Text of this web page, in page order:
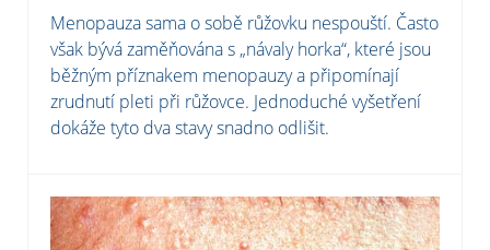
Menopauza sama o sobě růžovku nespouští. Často
však bývá zaměňována s „návaly horka“, které jsou
běžným příznakem menopauzy a připomínají
zrudnutí pleti při růžovce. Jednoduché vyšetření
dokáže tyto dva stavy snadno odlišit.